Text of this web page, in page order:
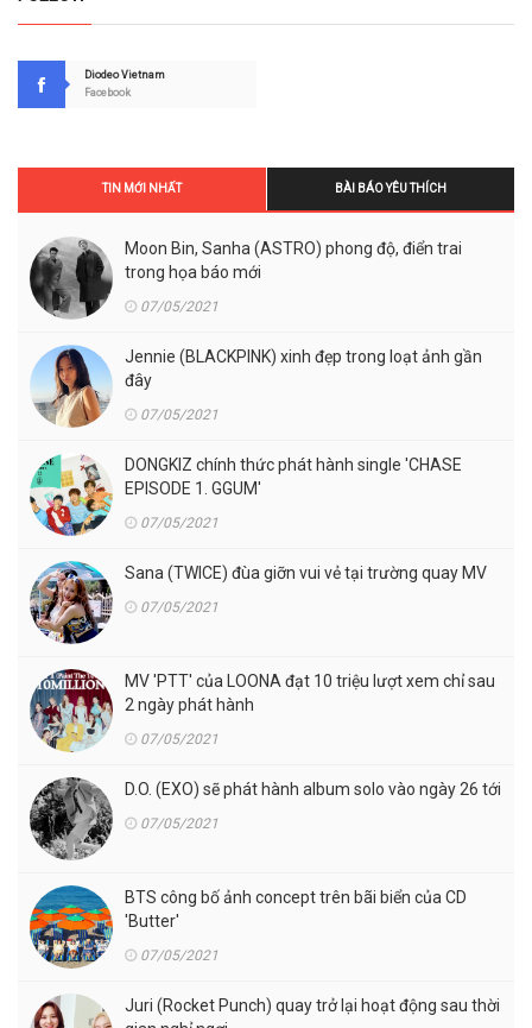
Diodeo Vietnam
Facebook
TIN MỚI NHẤT BÀI BÁO YÊU THÍCH
Moon Bin, Sanha (ASTRO) phong độ, điển trai
trong họa báo mới
07/05/2021
Jennie (BLACKPINK) xinh đẹp trong loạt ảnh gần
đây
07/05/2021
DONGKIZ chính thức phát hành single 'CHASE
EPISODE 1. GGUM'
07/05/2021
Sana (TWICE) đùa giỡn vui vẻ tại trường quay MV
07/05/2021
MV 'PTT' của LOONA đạt 10 triệu lượt xem chỉ sau
2 ngày phát hành
07/05/2021
D.O. (EXO) sẽ phát hành album solo vào ngày 26 tới
07/05/2021
BTS công bố ảnh concept trên bãi biển của CD
'Butter'
07/05/2021
Juri (Rocket Punch) quay trở lại hoạt động sau thời